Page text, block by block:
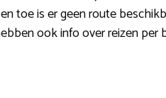
toe is er geen route
ook info over reizen per